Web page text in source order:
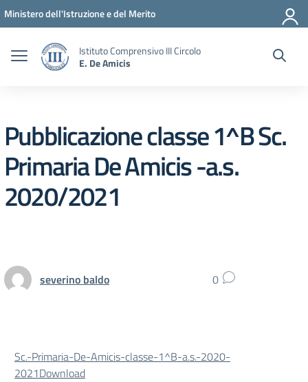
Vai ai contenuti
Vai al menu di navigazione
Vai al footer
Ministero dell'Istruzione e del Merito
Istituto Comprensivo III Circolo
E. De Amicis
Pubblicazione classe 1^B Sc.
Primaria De Amicis -a.s.
2020/2021
severino baldo 0
Sc.-Primaria-De-Amicis-classe-1^B-a.s.-2020-
2021Download